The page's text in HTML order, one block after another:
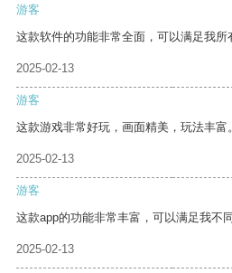
游客
这款软件的功能非常全面，可以满足我所
2025-02-13
游客
这款游戏非常好玩，画面精美，玩法丰富。
2025-02-13
游客
这款app的功能非常丰富，可以满足我不
2025-02-13